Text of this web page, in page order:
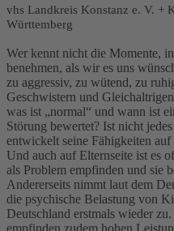
vhs Landkreis Konstanz e. V. +
Württemberg
Wer kennt nicht die Momente,
benehmen, als wir es uns
zu aggressiv, zu wütend, zu
Geschwistern und
was ist „normal“ und wann ist
Störung bewertet? Ist nicht
entwickelt seine Fähigkeiten
Und auch auf Elternseite ist es
als Problem empfinden und sie
Andererseits nimmt laut dem
die psychische Belastung von
Deutschland erstmals wieder
empfinden zudem hohen